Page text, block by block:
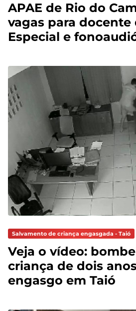
APAE de Rio do
vagas para docente
Especial e
Salvamento de criança engasgada - Taió
Veja o vídeo:
criança de dois
engasgo em Taió